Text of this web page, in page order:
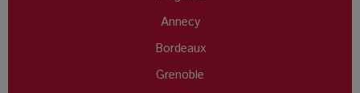
Annecy
Bordeaux
Grenoble